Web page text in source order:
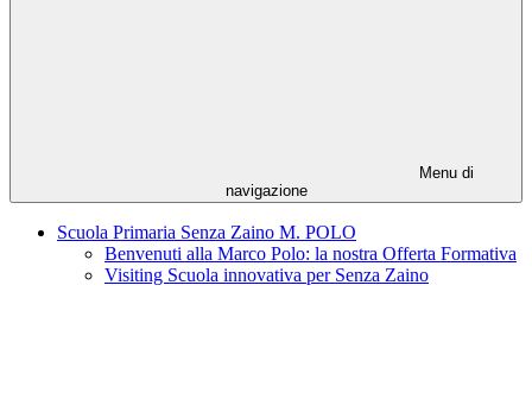
Menu di
navigazione
Scuola Primaria Senza Zaino M. POLO
Benvenuti alla Marco Polo: la nostra Offerta Formativa
Visiting Scuola innovativa per Senza Zaino